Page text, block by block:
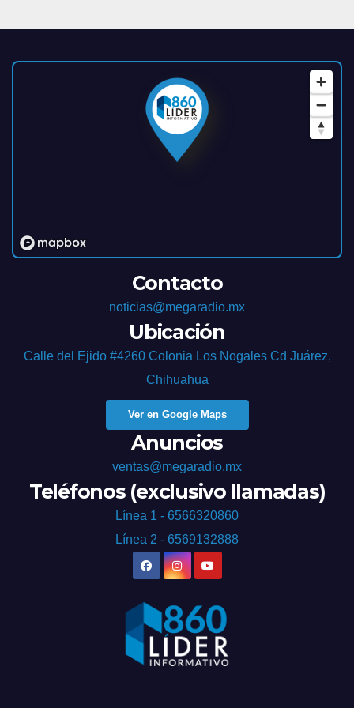
Contacto
noticias@megaradio.mx
Ubicación
Calle del Ejido #4260 Colonia Los Nogales Cd Juárez,
Chihuahua
Ver en Google Maps
Anuncios
ventas@megaradio.mx
Teléfonos (exclusivo llamadas)
Línea 1 - 6566320860
Línea 2 - 6569132888